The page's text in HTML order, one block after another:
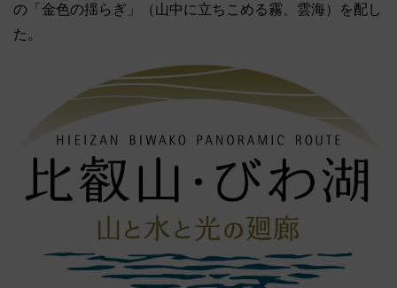
の「金色の揺らぎ」（山中に立ちこめる霧、雲海）を配し
た。